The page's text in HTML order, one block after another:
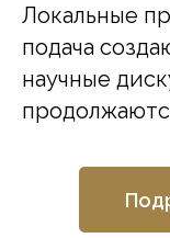
Локальные
подача
научные